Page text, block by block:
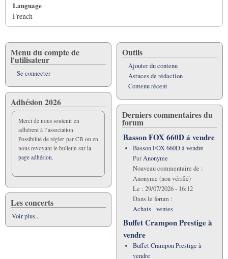
Language
French
Menu du compte de
l'utilisateur
Se connecter
Adhésion 2026
Merci de nous soutenir en
adhérent à l’association.
Possibilité de régler par CB ou en
nous revoyant le bulletin sur la
page adhésion.
Les concerts
Voir plus...
Outils
Ajouter du contenu
Astuces de rédaction
Contenu récent
Derniers commentaires du
forum
Basson FOX 660D á vendre
Basson FOX 660D á vendre
ParAnonyme
Nouveau commentaire de :
Anonyme (non vérifié)
Le : 29/07/2026 - 16:12
Dans le forum :
Achats - ventes
Buffet Crampon Prestige à
vendre
Buffet Crampon Prestige à
vendre